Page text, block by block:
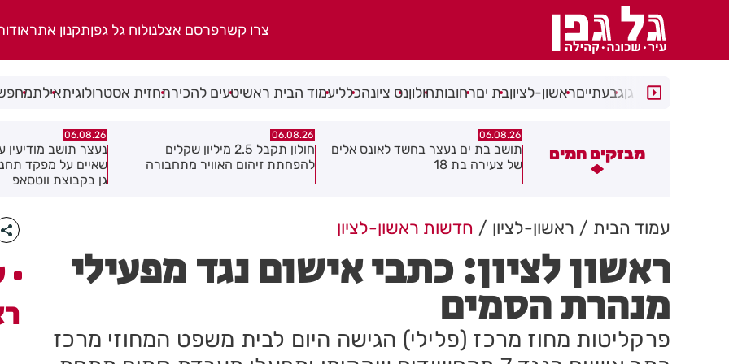
צרו קשרפרסם אצלנולוח גל גפןתקנון אתר
רמת גןגבעתייםראשון-לציוןבת יםרחובותחולוןנס ציונהכלליעמוד הבית ראשיטעים להכירתחזית אסטרולוגיתאילת
מבזקים חמים
תושב בת ים נעצר בחשד לאונס אלים
06.08.26
חולון תקבל 2.5 מיליון שקלים
להפחתת זיהום האוויר מתחבורה
06.08.26
נעצר תושב מודיעין עילית בחשד
שאיים על מפקד תחנת בני ברק–רמת
06.08.26
מקהלה אחת לכולם
עמוד הבית ראשון-לציון חדשות ראשון-לציון
ראשון לציון: כתבי אישום נגד מפעילי
מנהרת הסמים
פרקליטות מחוז מרכז (פלילי) הגישה היום לבית משפט המחוזי מרכז